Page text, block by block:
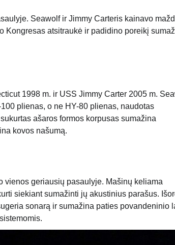
Seawolf ir Jimmy Carteris kainavo
Kongresas atsitraukė ir padidino poreikį
1998 m. ir USS Jimmy Carter 2005 m.
plienas, o ne HY-80 plienas, naudotas
ašaros formos korpusas sumažina
kovos našumą.
vienos geriausių pasaulyje. Mašinų keliama
siekiant sumažinti jų akustinius parašus.
sonarą ir sumažina paties povandeninio